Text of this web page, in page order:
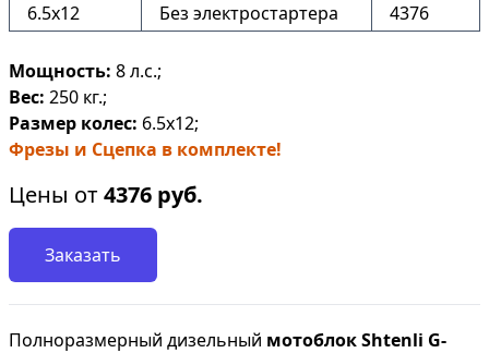
6.5x12
Без электростартера 4376
Мощность: 8 л.с.;
Вес: 250 кг.;
Размер колес: 6.5х12;
Фрезы и Сцепка в комплекте!
Цены от4376 руб.
Заказать
Полноразмерный дизельный мотоблок Shtenli G-